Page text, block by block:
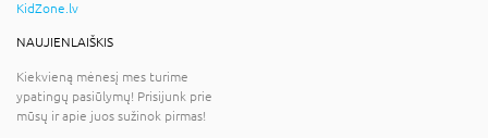
KidZone.lv
NAUJIENLAIŠKIS
Kiekvieną mėnesį mes turime
ypatingų pasiūlymų! Prisijunk prie
mūsų ir apie juos sužinok pirmas!